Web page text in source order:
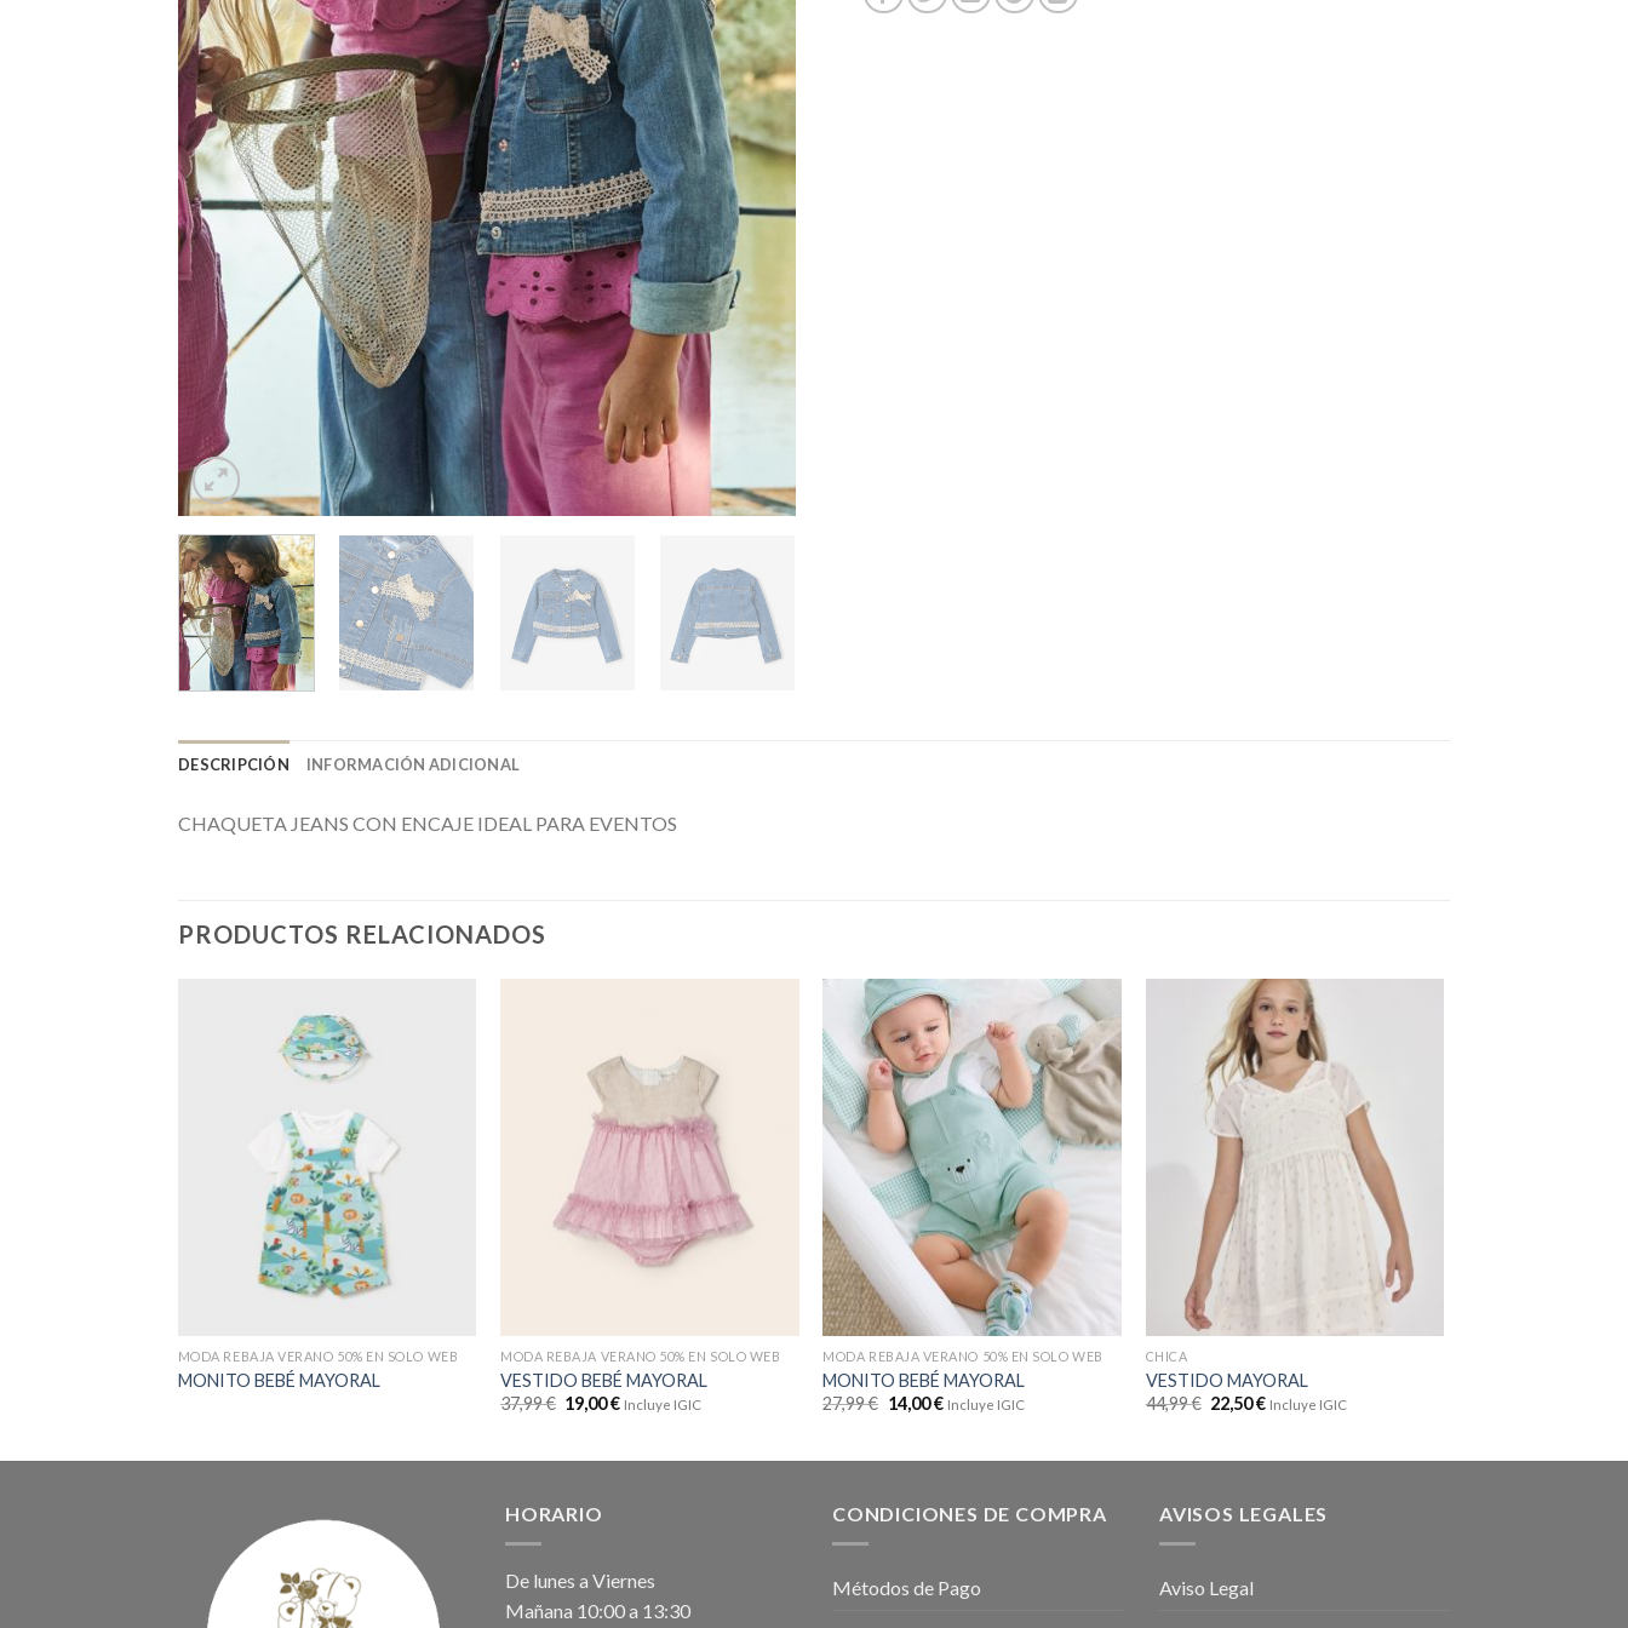
DESCRIPCIÓN INFORMACIÓN ADICIONAL
CHAQUETA JEANS CON ENCAJE IDEAL PARA EVENTOS
PRODUCTOS RELACIONADOS
MODA REBAJA VERANO 50% EN SOLO WEB
MONITO BEBÉ MAYORAL
MODA REBAJA VERANO 50% EN SOLO WEB
VESTIDO BEBÉ MAYORAL
37,99€ 19,00€ Incluye IGIC
MODA REBAJA VERANO 50% EN SOLO WEB
MONITO BEBÉ MAYORAL
27,99€ 14,00€ Incluye IGIC
CHICA
VESTIDO MAYORAL
44,99€ 22,50€ Incluye IGIC
HORARIO
De lunes a Viernes
Mañana 10:00 a 13:30
CONDICIONES DE COMPRA
Métodos de Pago
AVISOS LEGALES
Aviso Legal